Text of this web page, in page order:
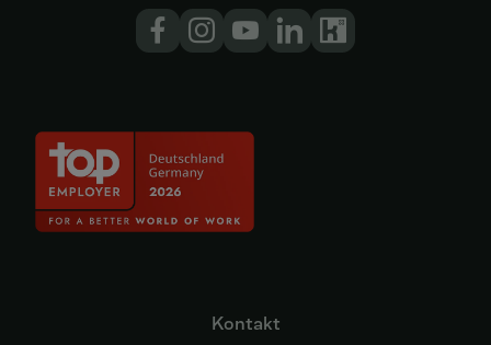
Kontakt